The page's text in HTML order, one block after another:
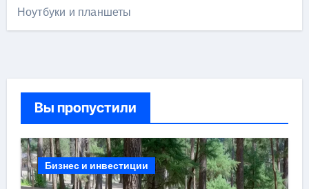
Ноутбуки и планшеты
Вы пропустили
Бизнес и инвестиции